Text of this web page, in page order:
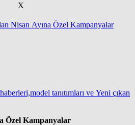
X
Nisan Ayına Özel Kampanyalar
tanıtımları ve Yeni çıkan
Özel Kampanyalar